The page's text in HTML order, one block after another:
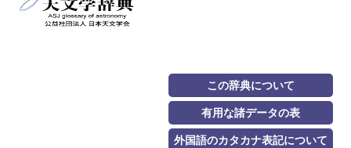
この辞典について
有用な諸データの表
外国語のカタカナ表記について